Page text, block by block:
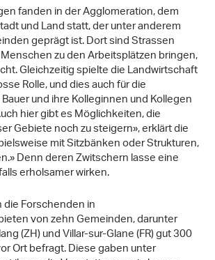
fanden in der Agglomeration, dem
und Land statt, der unter anderem
geprägt ist. Dort sind Strassen
zu den Arbeitsplätzen bringen,
Gleichzeitig spielte die Landwirtschaft
Rolle, und dies auch für die
und ihre Kolleginnen und Kollegen
hier gibt es Möglichkeiten, die
Gebiete noch zu steigern», erklärt die
mit Sitzbänken oder Strukturen,
Denn deren Zwitschern lasse eine
erholsamer wirken.
Forschenden in
von zehn Gemeinden, darunter
(ZH) und Villar-sur-Glane (FR) gut 300
Ort befragt. Diese gaben unter